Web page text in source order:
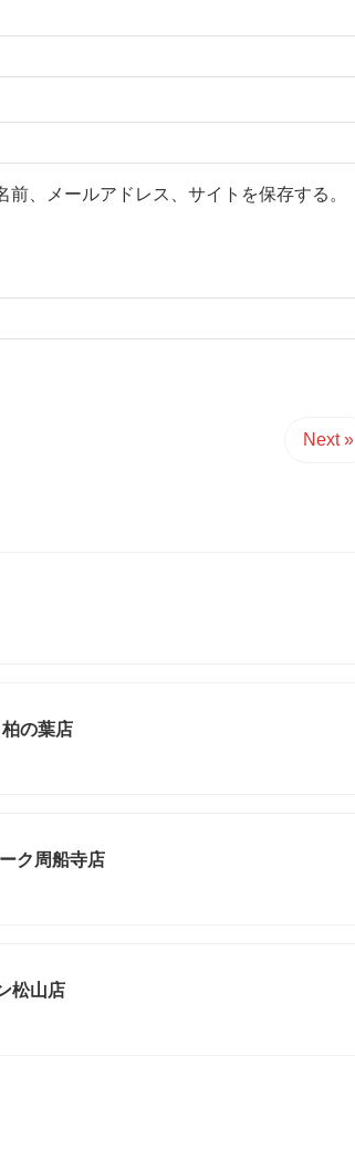
、メールアドレス、サイトを保存する。
Next »
の葉店
ク周船寺店
松山店